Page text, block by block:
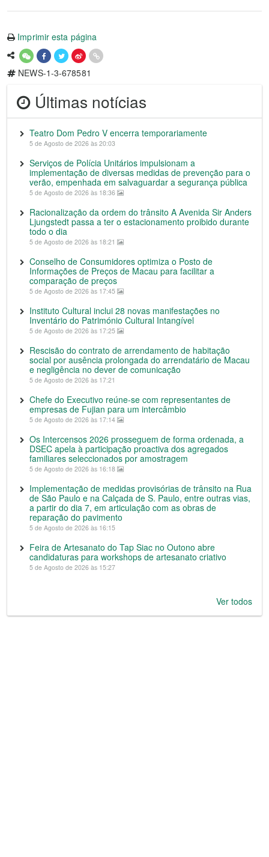
Imprimir esta página
NEWS-1-3-678581
Últimas notícias
Teatro Dom Pedro V encerra temporariamente
5 de Agosto de 2026 às 20:03
Serviços de Polícia Unitários impulsionam a
implementação de diversas medidas de prevenção para o
verão, empenhada em salvaguardar a segurança pública
5 de Agosto de 2026 às 18:36
Racionalização da ordem do trânsito A Avenida Sir Anders
Ljungstedt passa a ter o estacionamento proibido durante
todo o dia
5 de Agosto de 2026 às 18:21
Conselho de Consumidores optimiza o Posto de
Informações de Preços de Macau para facilitar a
comparação de preços
5 de Agosto de 2026 às 17:45
Instituto Cultural inclui 28 novas manifestações no
Inventário do Património Cultural Intangível
5 de Agosto de 2026 às 17:25
Rescisão do contrato de arrendamento de habitação
social por ausência prolongada do arrendatário de Macau
e negligência no dever de comunicação
5 de Agosto de 2026 às 17:21
Chefe do Executivo reúne-se com representantes de
empresas de Fujian para um intercâmbio
5 de Agosto de 2026 às 17:14
Os Intercensos 2026 prosseguem de forma ordenada, a
DSEC apela à participação proactiva dos agregados
familiares seleccionados por amostragem
5 de Agosto de 2026 às 16:18
Implementação de medidas provisórias de trânsito na Rua
de São Paulo e na Calçada de S. Paulo, entre outras vias,
a partir do dia 7, em articulação com as obras de
reparação do pavimento
5 de Agosto de 2026 às 16:15
Feira de Artesanato do Tap Siac no Outono abre
candidaturas para workshops de artesanato criativo
5 de Agosto de 2026 às 15:27
Ver todos